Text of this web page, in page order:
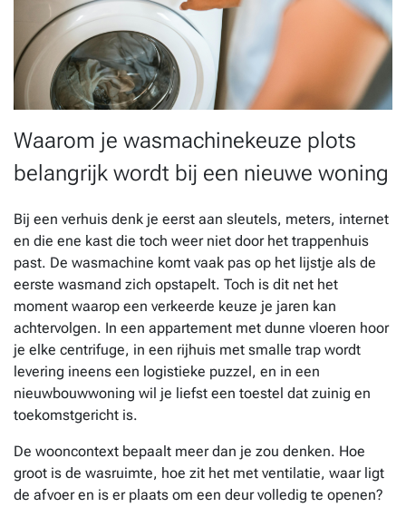
Waarom je wasmachinekeuze plots
belangrijk wordt bij een nieuwe woning
Bij een verhuis denk je eerst aan sleutels, meters, internet
en die ene kast die toch weer niet door het trappenhuis
past. De wasmachine komt vaak pas op het lijstje als de
eerste wasmand zich opstapelt. Toch is dit net het
moment waarop een verkeerde keuze je jaren kan
achtervolgen. In een appartement met dunne vloeren hoor
je elke centrifuge, in een rijhuis met smalle trap wordt
levering ineens een logistieke puzzel, en in een
nieuwbouwwoning wil je liefst een toestel dat zuinig en
toekomstgericht is.
De wooncontext bepaalt meer dan je zou denken. Hoe
groot is de wasruimte, hoe zit het met ventilatie, waar ligt
de afvoer en is er plaats om een deur volledig te openen?